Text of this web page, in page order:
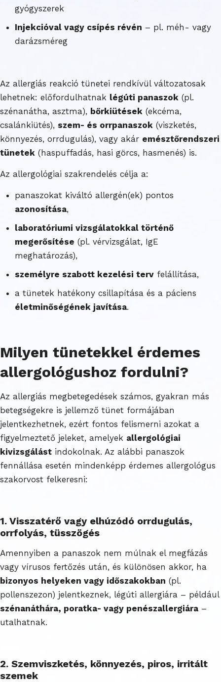
gyógyszerek
Injekcióval vagy csípés révén – pl. méh- vagy
darázsméreg
Az allergiás reakció tünetei rendkívül változatosak
lehetnek: előfordulhatnak légúti panaszok (pl.
szénanátha, asztma), bőrkiütések (ekcéma,
csalánkiütés), szem- és orrpanaszok (viszketés,
könnyezés, orrdugulás), vagy akár emésztőrendszeri
tünetek (haspuffadás, hasi görcs, hasmenés) is.
Az allergológiai szakrendelés célja a:
panaszokat kiváltó allergén(ek) pontos
azonosítása,
laboratóriumi vizsgálatokkal történő
megerősítése (pl. vérvizsgálat, IgE
meghatározás),
személyre szabott kezelési terv felállítása,
a tünetek hatékony csillapítása és a páciens
életminőségének javítása.
Milyen tünetekkel érdemes
allergológushoz fordulni?
Az allergiás megbetegedések számos, gyakran más
betegségekre is jellemző tünet formájában
jelentkezhetnek, ezért fontos felismerni azokat a
figyelmeztető jeleket, amelyek allergológiai
kivizsgálást indokolnak. Az alábbi panaszok
fennállása esetén mindenképp érdemes allergológus
szakorvost felkeresni:
1. Visszatérő vagy elhúzódó orrdugulás,
orrfolyás, tüsszögés
Amennyiben a panaszok nem múlnak el megfázás
vagy vírusos fertőzés után, és különösen akkor, ha
bizonyos helyeken vagy időszakokban (pl.
pollenszezon) jelentkeznek, légúti allergiára – például
szénanáthára, poratka- vagy penészallergiára –
utalhatnak.
2. Szemviszketés, könnyezés, piros, irritált
szemek